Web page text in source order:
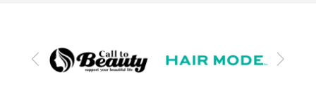
前
次